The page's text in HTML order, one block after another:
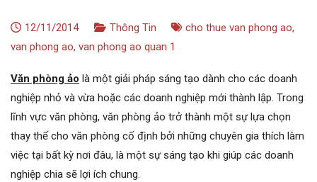
12/11/2014 Thông Tin cho thue van phong ao,
van phong ao, van phong ao quan 1
Văn phòng ảo là một giải pháp sáng tạo dành cho các doanh
nghiệp nhỏ và vừa hoặc các doanh nghiệp mới thành lập. Trong
lĩnh vực văn phòng, văn phòng ảo trở thành một sự lựa chọn
thay thế cho văn phòng cố định bởi những chuyên gia thích làm
việc tại bất kỳ nơi đâu, là một sự sáng tạo khi giúp các doanh
nghiệp chia sẽ lợi ích chung.